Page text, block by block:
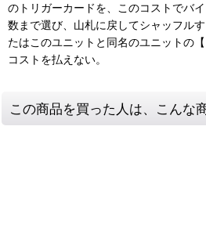
のトリガーカードを、このコストでバ
数まで選び、山札に戻してシャッフル
たはこのユニットと同名のユニットの
コストを払えない。
この商品を買った人は、こんな